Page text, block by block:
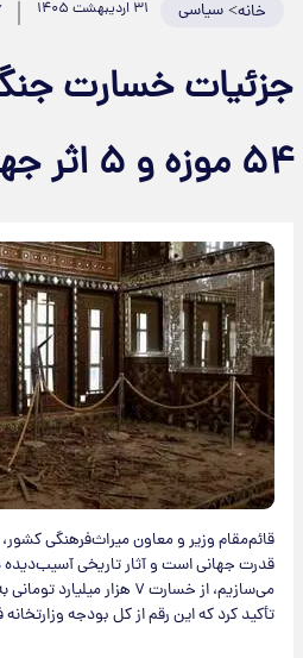
خانه>سیاسی ۳۱ اردیبهشت ۱۴۰۵
جزئیات خسارت
۵۴ موزه و ۵ اثر جهانی ایران
قائم‌مقام وزیر و معاون میراث‌فرهنگی کشور،
قدرت جهانی است و آثار تاریخی آسیب‌دیده
تأکید کرد که این رقم از کل بودجه